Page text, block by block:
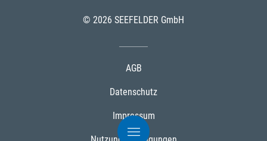
© 2026 SEEFELDER GmbH
AGB
Datenschutz
Impressum